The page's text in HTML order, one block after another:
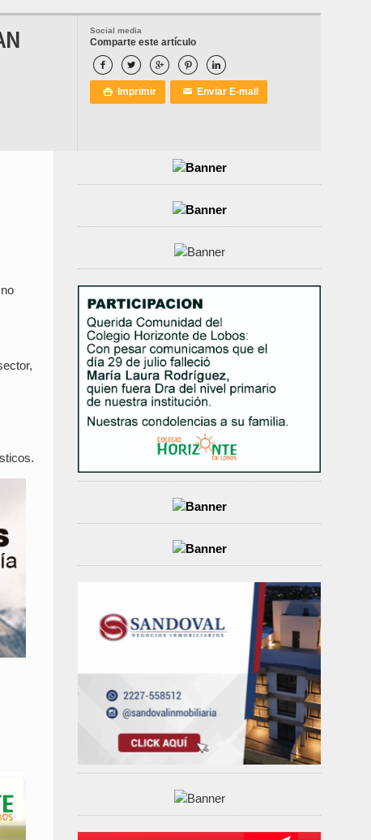
Social media
Comparte este artículo
    
 Imprimir ✉ Enviar E-mail